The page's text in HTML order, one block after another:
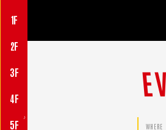
1F
2F
3F
4F
5F
♪
WHERE